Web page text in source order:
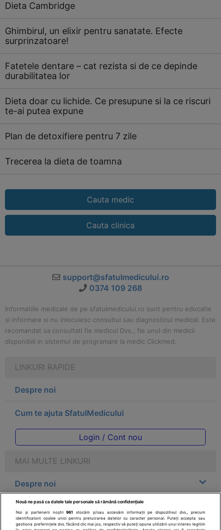
Dieta Cambridge
Ghimbirul, un elixir pentru sanatate. Efecte
surprinzatoare!
Fatetele dentare – cat rezista si de ce depinde
durabilitatea lor
Dieta doar cu lichide. Ce presupune si la ce riscuri
te-ai putea expune
Plan de detoxifiere pentru 7 zile
Trecerea la dieta de toamna
Cauta medic
Cauta clinica
support@sfatulmedicului.ro
0374 109 268
Informatiile medicale de pe sfatulmedicului.ro sunt pentru educatie
si informare si nu inlocuiesc consultul sau diagnosticul medical. Este
recomandat sa consultati fie medicul Dvs., fie unul din medicii
disponibili in sistemul de programare la medic Clickmed.
LINKURI RAPIDE
Despre noi
Cum te ajuta SfatulMedicului
Login / Cont nou
MAI MULTE LINKURI
Despre noi
Legal
Nouă ne pasă ca datele tale personale să rămână confidențiale
Noi și partenerii noștri961
stocăm și/sau accesăm informații pe dispozitivul dvs., precum
identificatorii cookie unici pentru prelucrarea datelor cu caracter personal. Puteți accepta sau
gestiona preferințele dvs. făcând clic mai jos, respectiv vă puteți opune utilizării unui interes legitim